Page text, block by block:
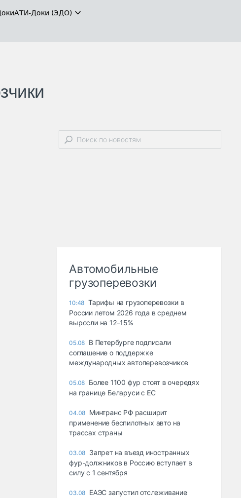
АТИ-Доки (ЭДО)
Автомобильные
грузоперевозки
10:48 Тарифы на грузоперевозки в
России летом 2026 года в среднем
выросли на 12–15%
05.08 В Петербурге подписали
соглашение о поддержке
международных автоперевозчиков
05.08 Более 1100 фур стоят в очередях
на границе Беларуси с ЕС
04.08 Минтранс РФ расширит
применение беспилотных авто на
трассах страны
03.08 Запрет на въезд иностранных
фур-должников в Россию вступает в
силу с 1 сентября
03.08 ЕАЭС запустил отслеживание